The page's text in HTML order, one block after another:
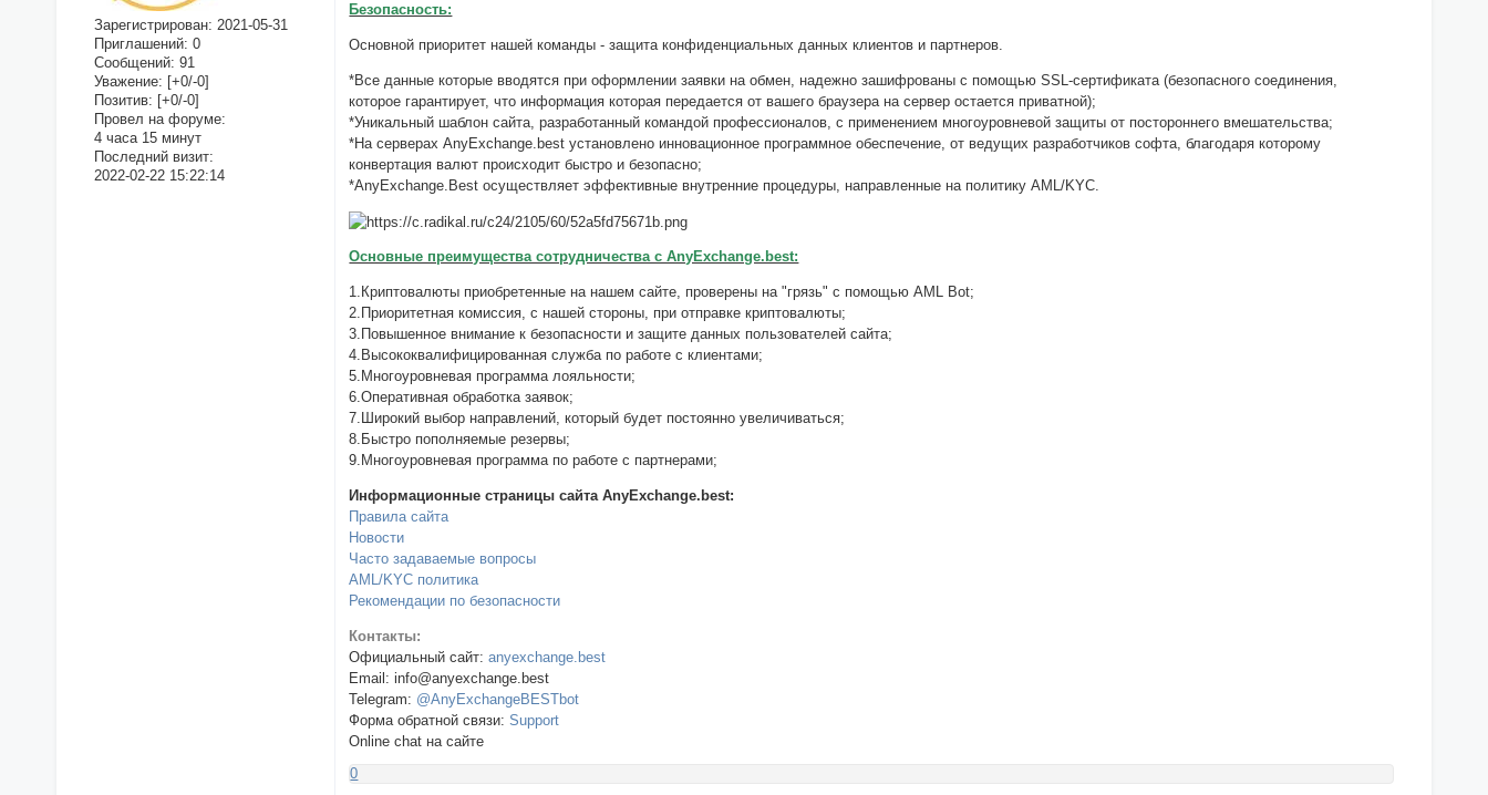
Зарегистрирован: 2021-05-31
Приглашений: 0
Сообщений: 91
Уважение: [+0/-0]
Позитив: [+0/-0]
Провел на форуме:
4 часа 15 минут
Последний визит:
2022-02-22 15:22:14
Безопасность:
Основной приоритет нашей команды - защита конфиденциальных данных клиентов и партнеров.
*Все данные которые вводятся при оформлении заявки на обмен, надежно зашифрованы с помощью SSL-сертификата (безопасного соединения,
которое гарантирует, что информация которая передается от вашего браузера на сервер остается приватной);
*Уникальный шаблон сайта, разработанный командой профессионалов, с применением многоуровневой защиты от постороннего вмешательства;
*На серверах AnyExchange.best установлено инновационное программное обеспечение, от ведущих разработчиков софта, благодаря которому
конвертация валют происходит быстро и безопасно;
*AnyExchange.Best осуществляет эффективные внутренние процедуры, направленные на политику AML/KYC.
Основные преимущества сотрудничества с AnyExchange.best:
1.Криптовалюты приобретенные на нашем сайте, проверены на "грязь" с помощью AML Bot;
2.Приоритетная комиссия, с нашей стороны, при отправке криптовалюты;
3.Повышенное внимание к безопасности и защите данных пользователей сайта;
4.Высококвалифицированная служба по работе с клиентами;
5.Многоуровневая программа лояльности;
6.Оперативная обработка заявок;
7.Широкий выбор направлений, который будет постоянно увеличиваться;
8.Быстро пополняемые резервы;
9.Многоуровневая программа по работе с партнерами;
Информационные страницы сайта AnyExchange.best:
Правила сайта
Новости
Часто задаваемые вопросы
AML/KYC политика
Рекомендации по безопасности
Контакты:
Официальный сайт:anyexchange.best
Email: info@anyexchange.best
Telegram: @AnyExchangeBESTbot
Форма обратной связи:Support
Online chat на сайте
0